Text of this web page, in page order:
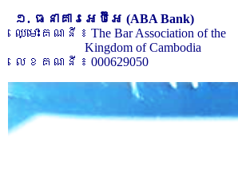
១. ធនាគារអេប៊ីអេ (ABA Bank)
ឈ្មោះគណនី ៖ The Bar Association of the
Kingdom of Cambodia
លេខគណនី ៖ 000629050